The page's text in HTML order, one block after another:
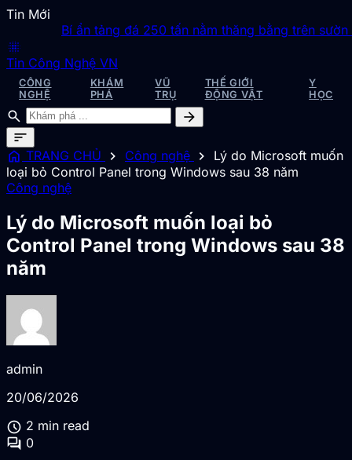
Tin Mới
Bí ẩn tảng đá 250 tấn nằm thăng bằng trên sườn
blur_on
Tin Công Nghệ VN
CÔNG
NGHỆ
KHÁM
PHÁ
VŨ
TRỤ
THẾ GIỚI
ĐỘNG VẬT
Y
HỌC
search
arrow_forward
sort
home TRANG CHỦ chevron_right Công nghệ chevron_right
Lý do Microsoft muốn
loại bỏ Control Panel trong Windows sau 38 năm
Công nghệ
Lý do Microsoft muốn loại bỏ
Control Panel trong Windows sau 38
năm
admin
20/06/2026
schedule 2 min read
forum 0